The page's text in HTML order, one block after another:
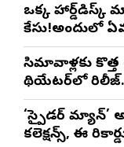
ఒక్క హార్డ్‌డిస్క్
కేసు!అందులో
సినిమావాళ్లకు
థియేటర్‌లో
‘స్పైడర్ మ్యాన్’
కలెక్షన్స్, ఈ